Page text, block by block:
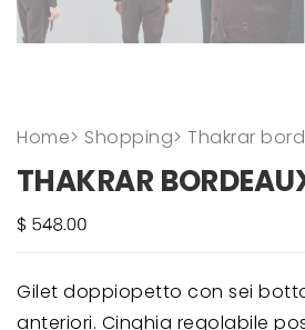
Home> Shopping> Thakrar
THAKRAR
Gilet doppiopetto con sei
anteriori. Cinghia regolabile